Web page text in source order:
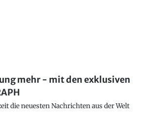
mehr - mit den exklusiven
die neuesten Nachrichten aus der Welt